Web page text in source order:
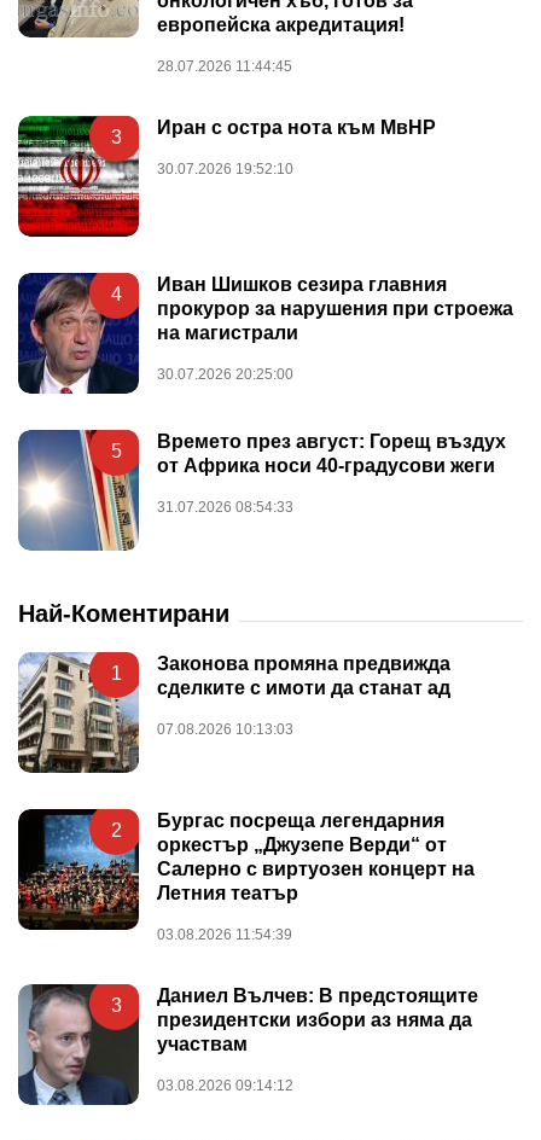
европейска акредитация!
28.07.2026 11:44:45
3 Иран с остра нота към МвНР
30.07.2026 19:52:10
4
Иван Шишков сезира главния
прокурор за нарушения при строежа
на магистрали
30.07.2026 20:25:00
5
Времето през август: Горещ въздух
от Африка носи 40-градусови жеги
31.07.2026 08:54:33
Най-Коментирани
1
Законова промяна предвижда
сделките с имоти да станат ад
07.08.2026 10:13:03
2
Бургас посреща легендарния
оркестър „Джузепе Верди“ от
Салерно с виртуозен концерт на
Летния театър
03.08.2026 11:54:39
3
Даниел Вълчев: В предстоящите
президентски избори аз няма да
участвам
03.08.2026 09:14:12